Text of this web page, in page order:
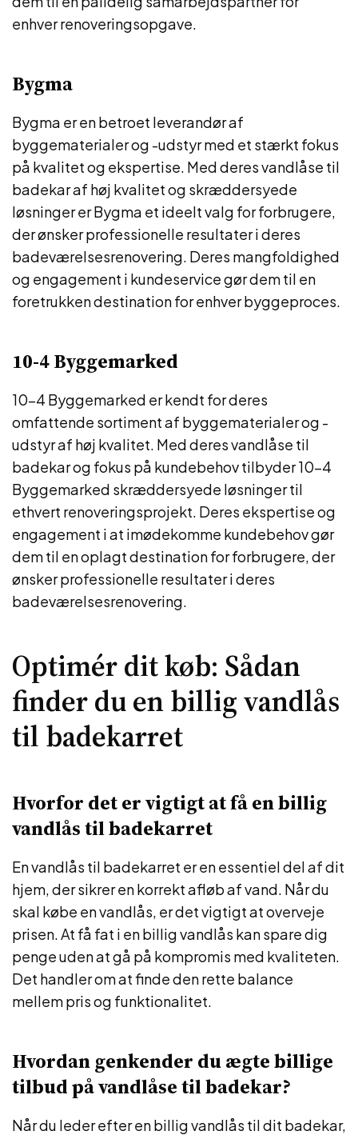
enhver renoveringsopgave.
Bygma
Bygma er en betroet leverandør af
byggematerialer og -udstyr med et stærkt fokus
på kvalitet og ekspertise. Med deres vandlåse til
badekar af høj kvalitet og skræddersyede
løsninger er Bygma et ideelt valg for forbrugere,
der ønsker professionelle resultater i deres
badeværelsesrenovering. Deres mangfoldighed
og engagement i kundeservice gør dem til en
foretrukken destination for enhver byggeproces.
10-4 Byggemarked
10-4 Byggemarked er kendt for deres
omfattende sortiment af byggematerialer og -
udstyr af høj kvalitet. Med deres vandlåse til
badekar og fokus på kundebehov tilbyder 10-4
Byggemarked skræddersyede løsninger til
ethvert renoveringsprojekt. Deres ekspertise og
engagement i at imødekomme kundebehov gør
dem til en oplagt destination for forbrugere, der
ønsker professionelle resultater i deres
badeværelsesrenovering.
Optimér dit køb: Sådan
finder du en billig vandlås
til badekarret
Hvorfor det er vigtigt at få en billig
vandlås til badekarret
En vandlås til badekarret er en essentiel del af dit
hjem, der sikrer en korrekt afløb af vand. Når du
skal købe en vandlås, er det vigtigt at overveje
prisen. At få fat i en billig vandlås kan spare dig
penge uden at gå på kompromis med kvaliteten.
Det handler om at finde den rette balance
mellem pris og funktionalitet.
Hvordan genkender du ægte billige
tilbud på vandlåse til badekar?
Når du leder efter en billig vandlås til dit badekar,